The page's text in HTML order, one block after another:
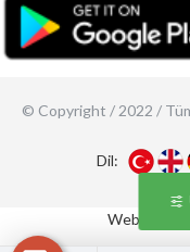
© Copyright / 2022 / Tüm
Dil: